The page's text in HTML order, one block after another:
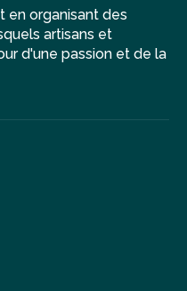
en organisant des
artisans et
d'une passion et de la